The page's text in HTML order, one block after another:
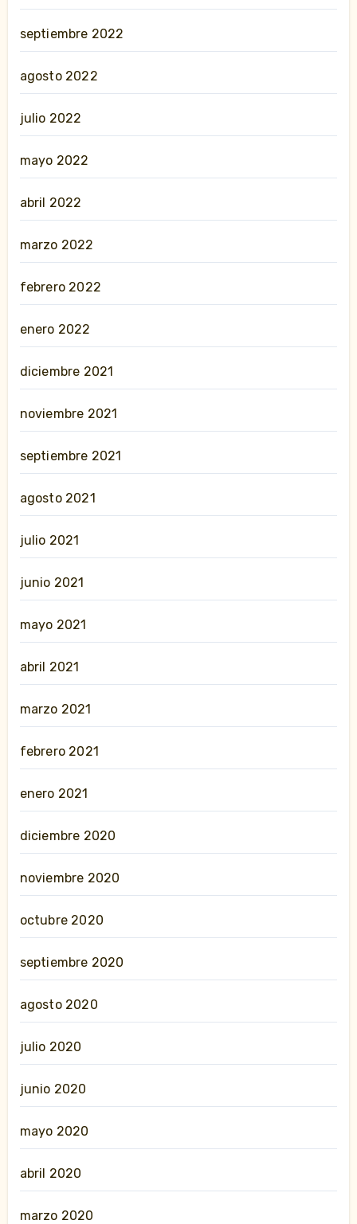
septiembre 2022
agosto 2022
julio 2022
mayo 2022
abril 2022
marzo 2022
febrero 2022
enero 2022
diciembre 2021
noviembre 2021
septiembre 2021
agosto 2021
julio 2021
junio 2021
mayo 2021
abril 2021
marzo 2021
febrero 2021
enero 2021
diciembre 2020
noviembre 2020
octubre 2020
septiembre 2020
agosto 2020
julio 2020
junio 2020
mayo 2020
abril 2020
marzo 2020